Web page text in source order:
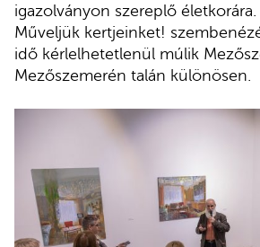
igazolványon szereplő életkorára.
Műveljük kertjeinket!
idő kérlelhetetlenül múlik
Mezőszemerén talán különösen.